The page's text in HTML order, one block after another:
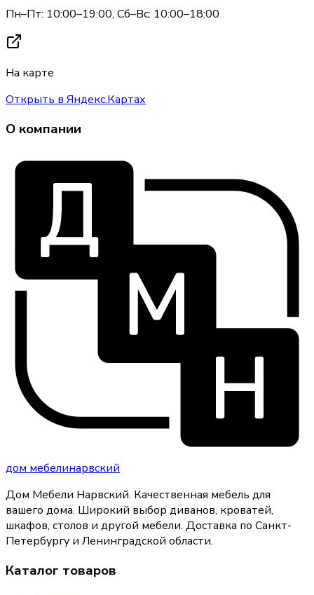
Пн–Пт: 10:00–19:00, Сб–Вс: 10:00–18:00
На карте
Открыть в Яндекс.Картах
О компании
дом мебелинарвский
Дом Мебели Нарвский. Качественная мебель для
вашего дома. Широкий выбор диванов, кроватей,
шкафов, столов и другой мебели. Доставка по Санкт-
Петербургу и Ленинградской области.
Каталог товаров